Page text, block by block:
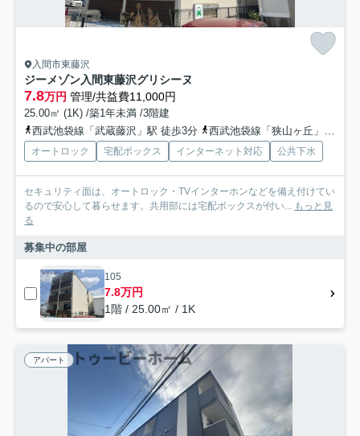
入間市東藤沢
ジーメゾン入間東藤沢グリシーヌ
7.8万円 管理/共益費11,000円
25.00㎡ (1K) /築1年未満 /3階建
西武池袋線「武蔵藤沢」駅 徒歩3分
西武池袋線「狭山ヶ丘」駅 徒歩20分
オートロック 宅配ボックス インターネット対応 公共下水
セキュリティ面は、オートロック・TVインターホンなどを備え付けてい
るので安心して暮らせます。共用部には宅配ボックスが付い... もっと見
る
募集中の部屋
105
7.8万円
1階 / 25.00㎡ / 1K
アパート